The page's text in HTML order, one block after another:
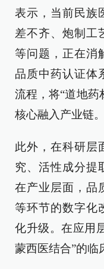
表示，当前民族
差不齐、炮制工
等问题，正在消
品质中药认证体
流程，将“道地药
核心融入产业链。
此外，在科研层
究、活性成分提
在产业层面，品
等环节的数字化
化升级。在应用
蒙西医结合”的临